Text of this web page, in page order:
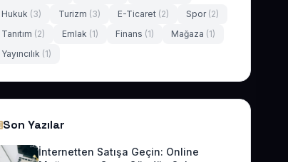
Hukuk (3) Turizm (3) E-Ticaret (2) Spor (2)
Tanıtım (2) Emlak (1) Finans (1) Mağaza (1)
Yayıncılık (1)
Son Yazılar
İnternetten Satışa Geçin: Online